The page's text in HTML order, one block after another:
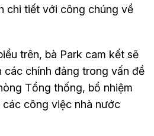
chi tiết với công chúng về
trên, bà Park cam kết sẽ
các chính đảng trong vấn đề
Tổng thống, bổ nhiệm
công việc nhà nước